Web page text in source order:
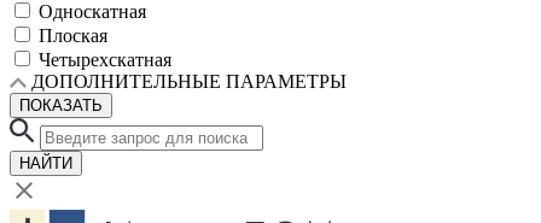
Односкатная
Плоская
Четырехскатная
ДОПОЛНИТЕЛЬНЫЕ ПАРАМЕТРЫ
ПОКАЗАТЬ
НАЙТИ